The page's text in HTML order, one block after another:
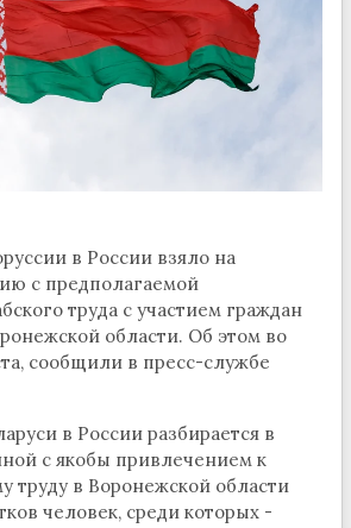
в России взяло на
с предполагаемой
труда с участием граждан
области. Об этом во
сообщили в пресс-службе
в России разбирается в
с якобы привлечением к
труду в Воронежской области
человек, среди которых -